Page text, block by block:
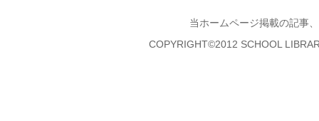
当ホームページ掲載の記事
COPYRIGHT©2012 SCHOOL